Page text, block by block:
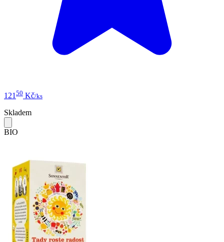
121 50 Kč/ks
Skladem
BIO